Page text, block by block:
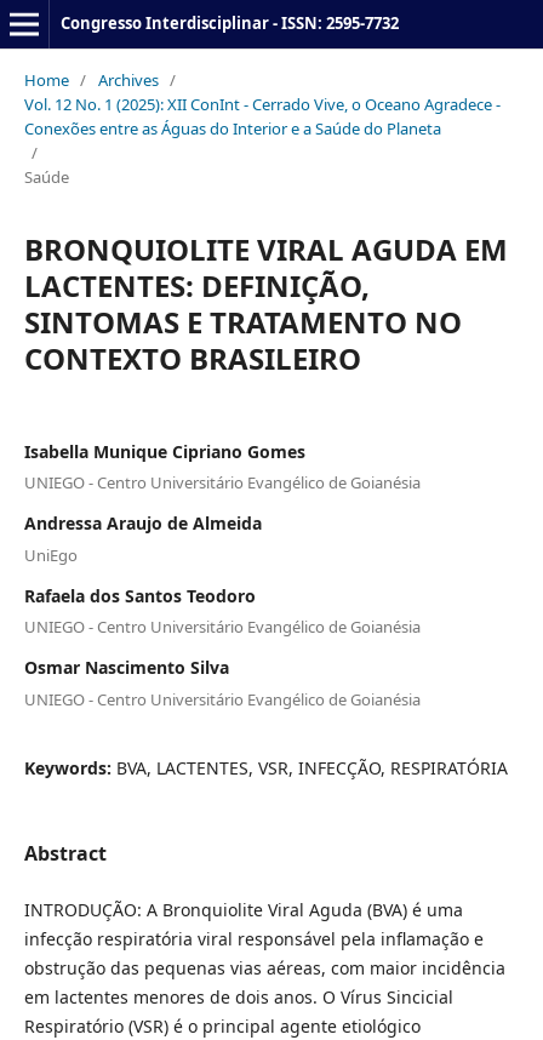
Congresso Interdisciplinar - ISSN: 2595-7732
Home / Archives /
Vol. 12 No. 1 (2025): XII ConInt - Cerrado Vive, o Oceano Agradece -
Conexões entre as Águas do Interior e a Saúde do Planeta
/
Saúde
BRONQUIOLITE VIRAL AGUDA EM
LACTENTES: DEFINIÇÃO,
SINTOMAS E TRATAMENTO NO
CONTEXTO BRASILEIRO
Isabella Munique Cipriano Gomes
UNIEGO - Centro Universitário Evangélico de Goianésia
Andressa Araujo de Almeida
UniEgo
Rafaela dos Santos Teodoro
UNIEGO - Centro Universitário Evangélico de Goianésia
Osmar Nascimento Silva
UNIEGO - Centro Universitário Evangélico de Goianésia
Keywords: BVA, LACTENTES, VSR, INFECÇÃO, RESPIRATÓRIA
Abstract
INTRODUÇÃO: A Bronquiolite Viral Aguda (BVA) é uma
infecção respiratória viral responsável pela inflamação e
obstrução das pequenas vias aéreas, com maior incidência
em lactentes menores de dois anos. O Vírus Sincicial
Respiratório (VSR) é o principal agente etiológico